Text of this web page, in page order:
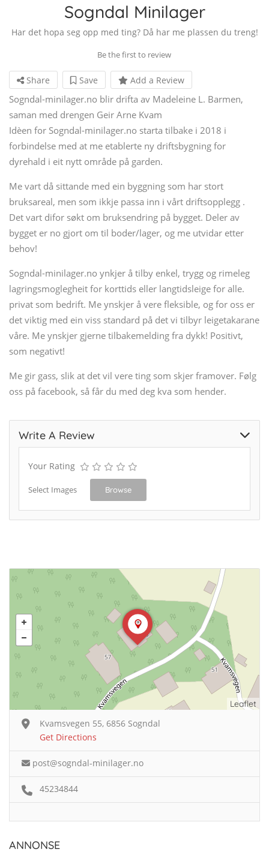
Sogndal Minilager
Har det hopa seg opp med ting? Då har me plassen du treng!
Be the first to review
Share Save Add a Review
Sogndal-minilager.no blir drifta av Madeleine L. Barmen,
saman med drengen Geir Arne Kvam
Idèen for Sogndal-minilager.no starta tilbake i 2018 i
forbindelse med at me etablerte ny driftsbygning for
dyrehald i eit nytt område på garden.
Me vart då sittande med ein byggning som har stort
bruksareal, men som ikkje passa inn i vårt driftsopplegg .
Det vart difor søkt om bruksendring på bygget. Deler av
bygget er no gjort om til boder/lager, og me utvidar etter
behov!
Sogndal-minilager.no ynkjer å tilby enkel, trygg og rimeleg
lagringsmoglegheit for korttids eller langtidsleige for alle.
privat som bedrift. Me ynskjer å vere fleksible, og for oss er
det viktig med ein viss standard på det vi tilbyr leigetakarane
våre. Me ynskjer gjerne tilbakemelding fra dykk! Positivt,
som negativt!
Me gir gass, slik at det vil vere ting som skjer framover. Følg
oss på facebook, så får du med deg kva som hender.
Write A Review
Your Rating
Select Images Browse
Leaflet
Kvamsvegen 55, 6856 Sogndal
Get Directions
post@sogndal-minilager.no
45234844
ANNONSE